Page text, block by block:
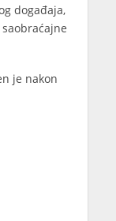
događaja,
je nakon